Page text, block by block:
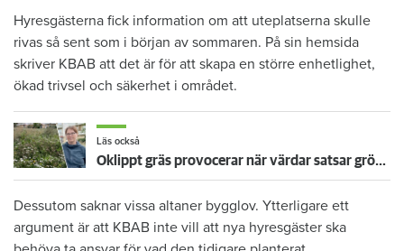
Hyresgästerna fick information om att uteplatserna skulle
rivas så sent som i början av sommaren. På sin hemsida
skriver KBAB att det är för att skapa en större enhetlighet,
ökad trivsel och säkerhet i området.
Läs också
Oklippt gräs provocerar när värdar satsar grönt: "Ser bedrövligt ut"
Dessutom saknar vissa altaner bygglov. Ytterligare ett
argument är att KBAB inte vill att nya hyresgäster ska